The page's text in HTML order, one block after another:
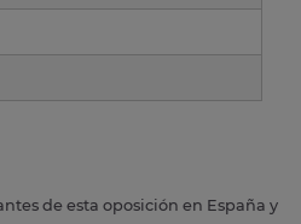
de esta oposición en España y